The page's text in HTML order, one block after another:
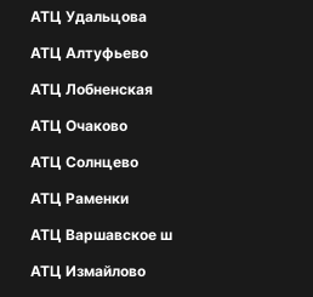
АТЦ Удальцова
АТЦ Алтуфьево
АТЦ Лобненская
АТЦ Очаково
АТЦ Солнцево
АТЦ Раменки
АТЦ Варшавское ш
АТЦ Измайлово